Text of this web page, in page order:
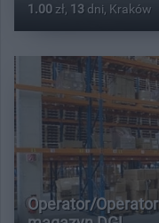
1.00 zł, 13 dni, Kraków
Operator/